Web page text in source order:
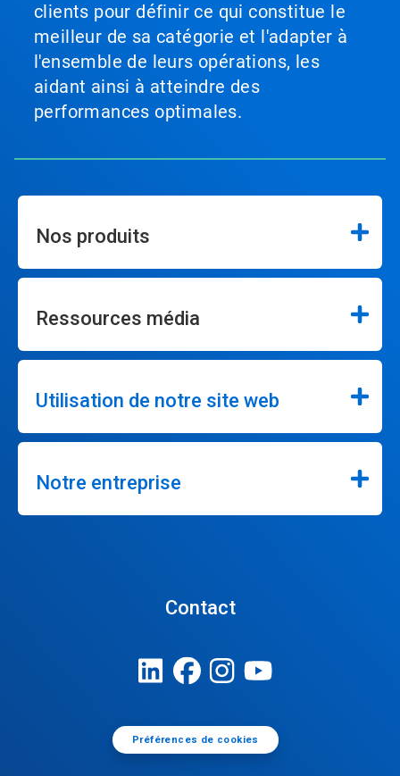
clients pour définir ce qui constitue le
meilleur de sa catégorie et l'adapter à
l'ensemble de leurs opérations, les
aidant ainsi à atteindre des
performances optimales.
Nos produits
Ressources média
Utilisation de notre site web
Notre entreprise
Contact
Préférences de cookies